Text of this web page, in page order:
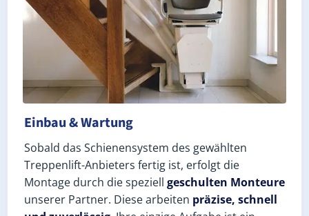
Einbau & Wartung
Sobald das Schienensystem des gewählten
Treppenlift-Anbieters fertig ist, erfolgt die
Montage durch die speziell geschulten Monteure
unserer Partner. Diese arbeiten präzise, schnell